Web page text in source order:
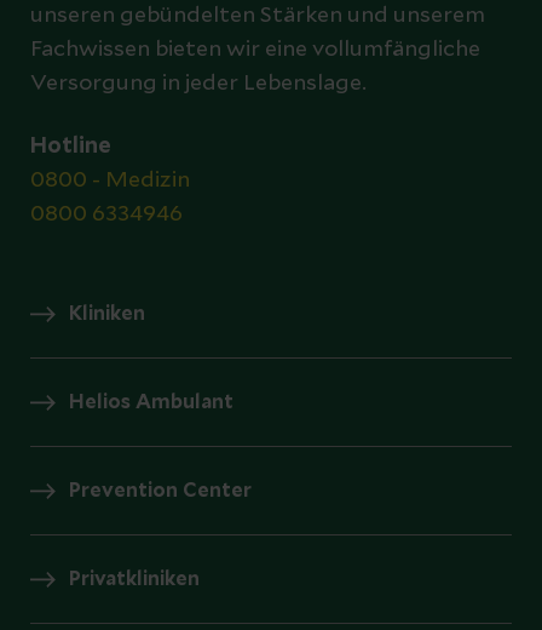
unseren gebündelten Stärken und unserem
Fachwissen bieten wir eine vollumfängliche
Versorgung in jeder Lebenslage.
Hotline
0800 - Medizin
0800 6334946
Kliniken
Helios Ambulant
Prevention Center
Privatkliniken